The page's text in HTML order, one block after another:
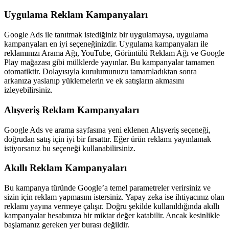
Uygulama Reklam Kampanyaları
Google Ads ile tanıtmak istediğiniz bir uygulamaysa, uygulama
kampanyaları en iyi seçeneğinizdir. Uygulama kampanyaları ile
reklamınızı Arama Ağı, YouTube, Görüntülü Reklam Ağı ve Google
Play mağazası gibi mülklerde yayınlar. Bu kampanyalar tamamen
otomatiktir. Dolayısıyla kurulumunuzu tamamladıktan sonra
arkanıza yaslanıp yüklemelerin ve ek satışların akmasını
izleyebilirsiniz.
Alışveriş Reklam Kampanyaları
Google Ads ve arama sayfasına yeni eklenen Alışveriş seçeneği,
doğrudan satış için iyi bir fırsattır. Eğer ürün reklamı yayınlamak
istiyorsanız bu seçeneği kullanabilirsiniz.
Akıllı Reklam Kampanyaları
Bu kampanya türünde Google’a temel parametreler verirsiniz ve
sizin için reklam yapmasını istersiniz. Yapay zeka ise ihtiyacınız olan
reklamı yayına vermeye çalışır. Doğru şekilde kullanıldığında akıllı
kampanyalar hesabınıza bir miktar değer katabilir. Ancak kesinlikle
başlamanız gereken yer burası değildir.